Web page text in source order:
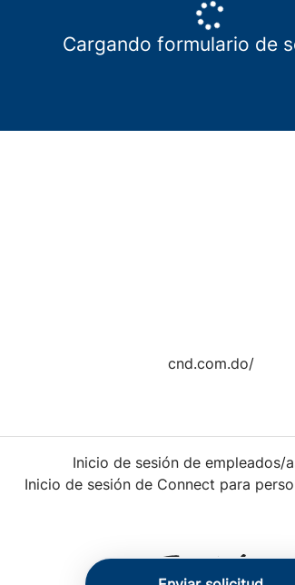
Cargando formulario de
cnd.com.do/
Inicio de sesión de empleados/
Inicio de sesión de Connect para